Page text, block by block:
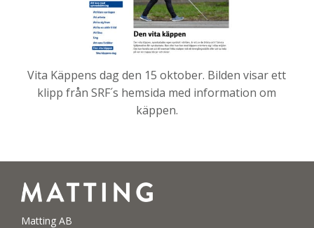
Vita Käppens dag den 15 oktober. Bilden visar ett
klipp från SRF´s hemsida med information om
käppen.
Matting AB